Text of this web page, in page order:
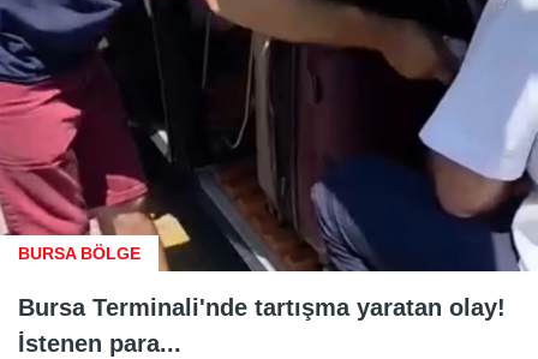
BURSA BÖLGE
Bursa Terminali'nde tartışma yaratan olay!
İstenen para...